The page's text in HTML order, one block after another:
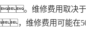
。维修费用取决于
维修费用可能在